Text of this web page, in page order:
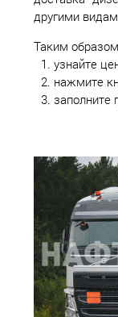
другими
Таким
узнайте
нажмите
заполните